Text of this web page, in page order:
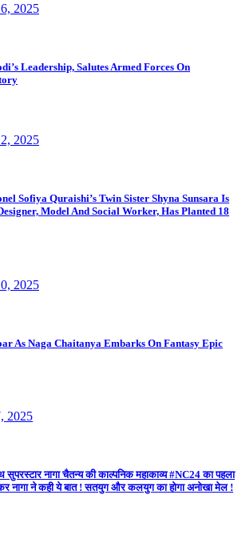
2025
Leadership, Salutes Armed Forces On
2025
Sofiya Quraishi’s Twin Sister Shyna Sunsara Is
Model And Social Worker, Has Planted 18
2025
As Naga Chaitanya Embarks On Fantasy Epic
2025
नागा चैतन्य की काल्पनिक महाकाव्य #NC24 का पहला
नागा ने कही ये बात ! सतयुग और कलयुग का होगा अनोखा मेल !